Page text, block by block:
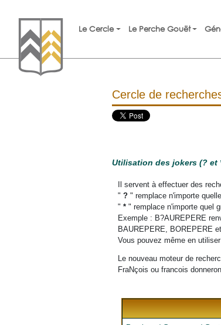
Le Cercle Le Perche Gouët
Cercle de
Utilisation des jokers (? et
Il servent à effectuer des
" ? " remplace n'importe
" * " remplace n'importe quel
Exemple : B?AUREPERE
BAUREPERE, BOREPERE
Vous pouvez même en
Le nouveau moteur de
FraNçois ou francois